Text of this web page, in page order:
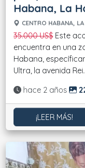
Habana, La
CENTRO HABANA,
35.000 US$ Este
encuentra en una
Habana,
Ultra, la avenida
Actualizado:
hace 2 años
¡LEER MÁS!